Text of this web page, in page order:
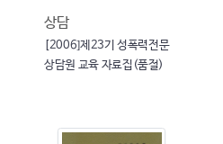
상담
[2006]제23기 성폭력전문
상담원 교육 자료집(품절)